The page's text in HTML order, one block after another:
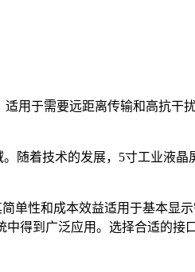
用于需要远距离传输和高抗干
着技术的发展，5寸工业液晶
性和成本效益适用于基本显示
得到广泛应用。选择合适的接